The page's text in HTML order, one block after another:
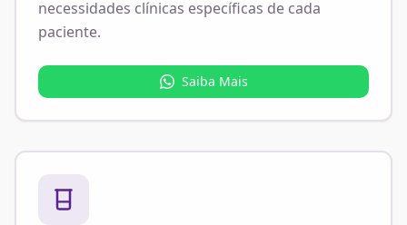
necessidades clínicas específicas de cada
paciente.
Saiba Mais